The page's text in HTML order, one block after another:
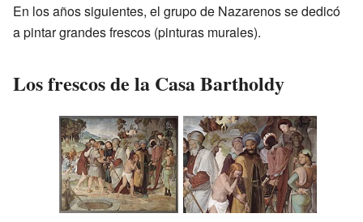
En los años siguientes, el grupo de Nazarenos se dedicó
a pintar grandes frescos (pinturas murales).
Los frescos de la Casa Bartholdy